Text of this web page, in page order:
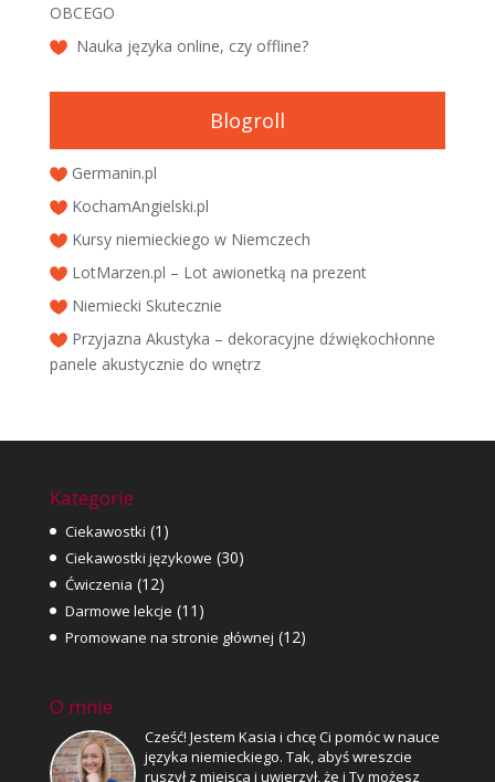
OBCEGO
Nauka języka online, czy offline?
Blogroll
Germanin.pl
KochamAngielski.pl
Kursy niemieckiego w Niemczech
LotMarzen.pl – Lot awionetką na prezent
Niemiecki Skutecznie
Przyjazna Akustyka – dekoracyjne dźwiękochłonne
panele akustycznie do wnętrz
Kategorie
Ciekawostki (1)
Ciekawostki językowe (30)
Ćwiczenia (12)
Darmowe lekcje (11)
Promowane na stronie głównej (12)
O mnie
Cześć! Jestem Kasia i chcę Ci pomóc w nauce
języka niemieckiego. Tak, abyś wreszcie
ruszył z miejsca i uwierzył, że i Ty możesz